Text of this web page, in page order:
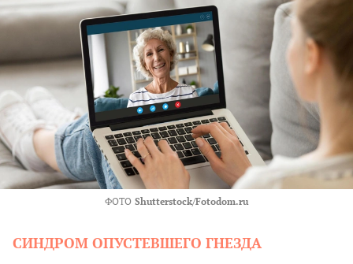
ФОТО Shutterstock/Fotodom.ru
СИНДРОМ ОПУСТЕВШЕГО ГНЕЗДА